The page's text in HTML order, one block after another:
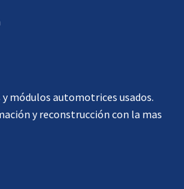
módulos automotrices usados.
y reconstrucción con la mas